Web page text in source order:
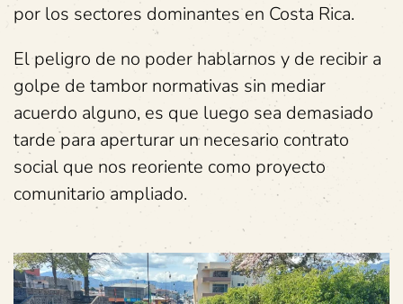
por los sectores dominantes en Costa Rica.
El peligro de no poder hablarnos y de recibir a
golpe de tambor normativas sin mediar
acuerdo alguno, es que luego sea demasiado
tarde para aperturar un necesario contrato
social que nos reoriente como proyecto
comunitario ampliado.